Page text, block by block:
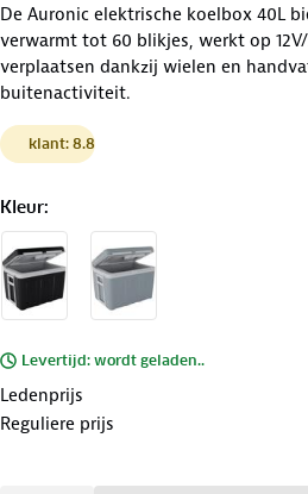
De Auronic elektrische koelbox 40L
verwarmt tot 60 blikjes, werkt op
verplaatsen dankzij wielen en
buitenactiviteit.
klant: 8.8
Kleur:
Levertijd: wordt geladen..
Ledenprijs
Reguliere prijs